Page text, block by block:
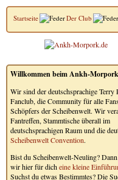
Startseite Der Club
Willkommen beim Ankh-
Wir sind der deutschsprachige Terry
Fanclub, die Community für alle
Schöpfers der Scheibenwelt. Wir
Fantreffen, Stammtische überall im
deutschsprachigen Raum und die
Scheibenwelt Convention.
Bist du Scheibenwelt-Neuling? Dann
wir hier für dicheine kleine
Suchst du etwas Bestimmtes? Die